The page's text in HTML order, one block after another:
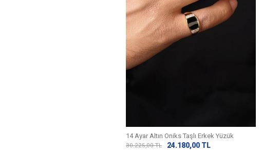
14 Ayar Altın Oniks Taşlı Erkek Yüzük
30.225,00TL 24.180,00 TL